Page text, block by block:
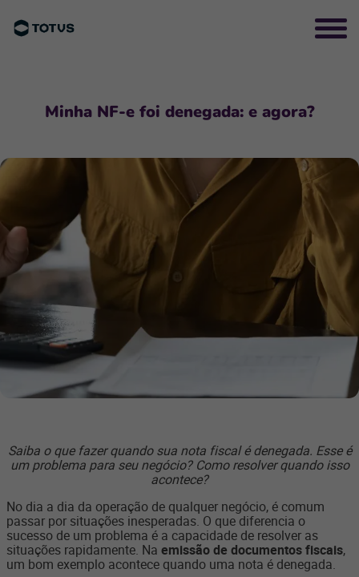
Minha NF-e foi denegada: e agora?
Saiba o que fazer quando sua nota fiscal é denegada. Esse é
um problema para seu negócio? Como resolver quando isso
acontece?
No dia a dia da operação de qualquer negócio, é comum
passar por situações inesperadas. O que diferencia o
sucesso de um problema é a capacidade de resolver as
situações rapidamente. Na emissão de documentos fiscais,
um bom exemplo acontece quando uma nota é denegada.